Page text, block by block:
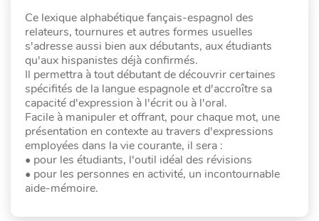
Ce lexique alphabétique fançais-espagnol des
relateurs, tournures et autres formes usuelles
s'adresse aussi bien aux débutants, aux étudiants
qu'aux hispanistes déjà confirmés.
Il permettra à tout débutant de découvrir certaines
spécifités de la langue espagnole et d'accroître sa
capacité d'expression à l'écrit ou à l'oral.
Facile à manipuler et offrant, pour chaque mot, une
présentation en contexte au travers d'expressions
employées dans la vie courante, il sera :
• pour les étudiants, l'outil idéal des révisions
• pour les personnes en activité, un incontournable
aide-mémoire.